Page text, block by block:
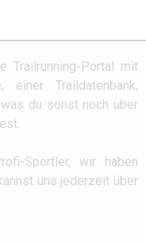
Trailrunning-Portal mit
Traildatenbank,
du sonst noch über
Sportler, wir haben
uns jederzeit über